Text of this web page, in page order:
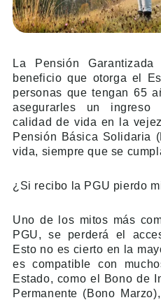
La Pensión
beneficio que otorga el
personas que tengan 65
asegurarles un ingreso
calidad de vida en la
Pensión Básica Solidaria
vida, siempre que se
¿Si recibo la PGU pierdo
Uno de los mitos más
PGU, se perderá el
Esto no es cierto en la
es compatible con
Estado, como el Bono de
Permanente (Bono